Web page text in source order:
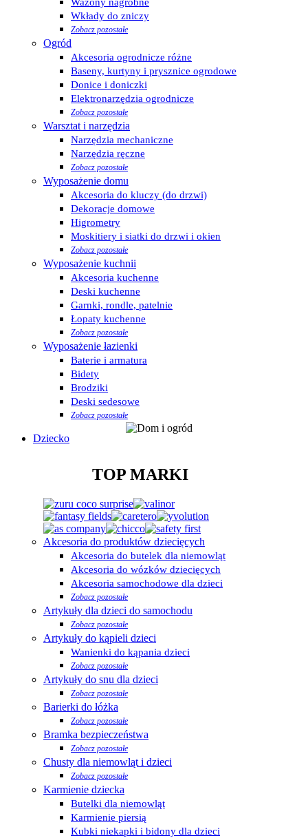
Wkłady do zniczy
Zobacz pozostałe
Ogród
Akcesoria ogrodnicze różne
Baseny, kurtyny i prysznice ogrodowe
Donice i doniczki
Elektronarzędzia ogrodnicze
Zobacz pozostałe
Warsztat i narzędzia
Narzędzia mechaniczne
Narzędzia ręczne
Zobacz pozostałe
Wyposażenie domu
Akcesoria do kluczy (do drzwi)
Dekoracje domowe
Higrometry
Moskitiery i siatki do drzwi i okien
Zobacz pozostałe
Wyposażenie kuchnii
Akcesoria kuchenne
Deski kuchenne
Garnki, rondle, patelnie
Łopaty kuchenne
Zobacz pozostałe
Wyposażenie łazienki
Baterie i armatura
Bidety
Brodziki
Deski sedesowe
Zobacz pozostałe
Dziecko
TOP MARKI
Akcesoria do produktów dziecięcych
Akcesoria do butelek dla niemowląt
Akcesoria do wózków dziecięcych
Akcesoria samochodowe dla dzieci
Zobacz pozostałe
Artykuły dla dzieci do samochodu
Zobacz pozostałe
Artykuły do kąpieli dzieci
Wanienki do kąpania dzieci
Zobacz pozostałe
Artykuły do snu dla dzieci
Zobacz pozostałe
Barierki do łóżka
Zobacz pozostałe
Bramka bezpieczeństwa
Zobacz pozostałe
Chusty dla niemowląt i dzieci
Zobacz pozostałe
Karmienie dziecka
Butelki dla niemowląt
Karmienie piersią
Kubki niekapki i bidony dla dzieci